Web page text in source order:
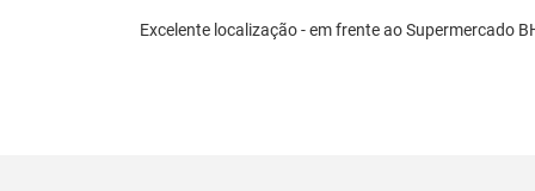
Excelente localização - em frente ao Supermercado